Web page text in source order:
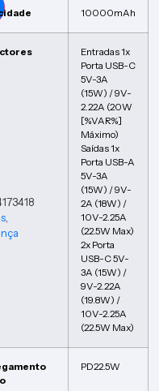
,
10000mAh
Entradas 1x
Porta USB-C
5V-3A
(15W) / 9V-
2.22A (20W
[%VAR%]
Máximo)
Saídas 1x
Porta USB-A
5V-3A
(15W) / 9V-
2A (18W) /
10V-2.25A
(22.5W Max)
2x Porta
USB-C 5V-
3A (15W) /
9V-2.22A
(19.8W) /
10V-2.25A
(22.5W Max)
PD22.5W